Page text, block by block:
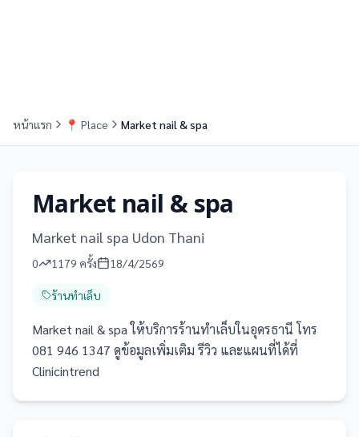
หน้าแรก 📍 Place Market nail & spa
Market nail & spa
Market nail spa Udon Thani
0 1179 ครั้ง 18/4/2569
ร้านทำเล็บ
Market nail & spa ให้บริการร้านทำเล็บในอุดรธานี โทร
081 946 1347 ดูข้อมูลเพิ่มเติม รีวิว และแผนที่ได้ที่
Clinicintrend